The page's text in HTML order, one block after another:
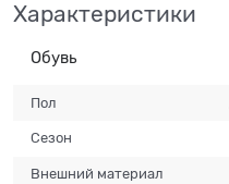
Характеристики
Обувь
Пол
Сезон
Внешний материал